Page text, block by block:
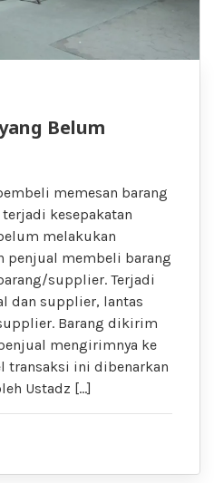
Belum
memesan barang
kesepakatan
melakukan
penjual membeli barang
supplier. Terjadi
dan supplier, lantas
Barang dikirim
mengirimnya ke
transaksi ini dibenarkan
Ustadz […]